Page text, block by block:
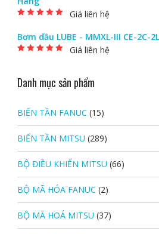
Giá liên hệ
Bơm dầu LUBE - MMXL-III CE-2C-
Giá liên hệ
Danh mục sản phẩm
BIẾN TẦN FANUC (15)
BIẾN TẦN MITSU (289)
BỘ ĐIỀU KHIỂN MITSU (66)
BỘ MÃ HÓA FANUC (2)
BỘ MÃ HOÁ MITSU (37)